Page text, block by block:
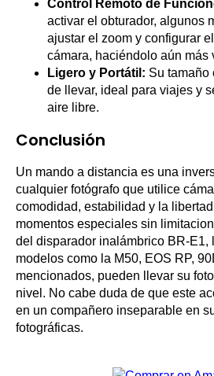
Control Remoto de
activar el obturador, algunos
ajustar el zoom y configurar
cámara, haciéndolo aún más
Ligero y Portátil: Su tamaño
de llevar, ideal para viajes y
aire libre.
Conclusión
Un mando a distancia es una
cualquier fotógrafo que utilice
comodidad, estabilidad y la
momentos especiales sin
del disparador inalámbrico BR-E1,
modelos como la M50, EOS RP,
mencionados, pueden llevar su
nivel. No cabe duda de que este
en un compañero inseparable en
fotográficas.